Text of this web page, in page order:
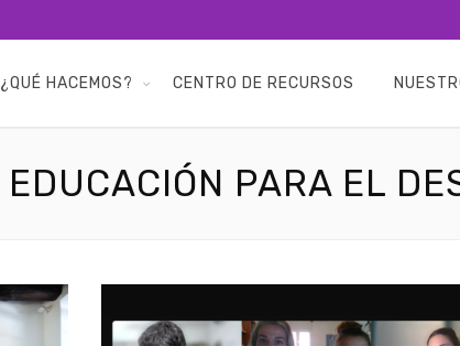
¿QUÉ HACEMOS? CENTRO DE RECURSOS
EDUCACIÓN PARA EL